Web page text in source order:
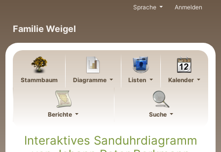
Familie Weigel
Sprache Anmelden
Stammbaum Diagramme Listen Kalender
Berichte Suche
Interaktives Sanduhrdiagramm